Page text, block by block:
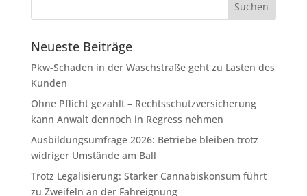
Neueste Beiträge
Pkw-Schaden in der Waschstraße geht zu Lasten des
Kunden
Ohne Pflicht gezahlt – Rechtsschutzversicherung
kann Anwalt dennoch in Regress nehmen
Ausbildungsumfrage 2026: Betriebe bleiben trotz
widriger Umstände am Ball
Trotz Legalisierung: Starker Cannabiskonsum führt
zu Zweifeln an der Fahreignung